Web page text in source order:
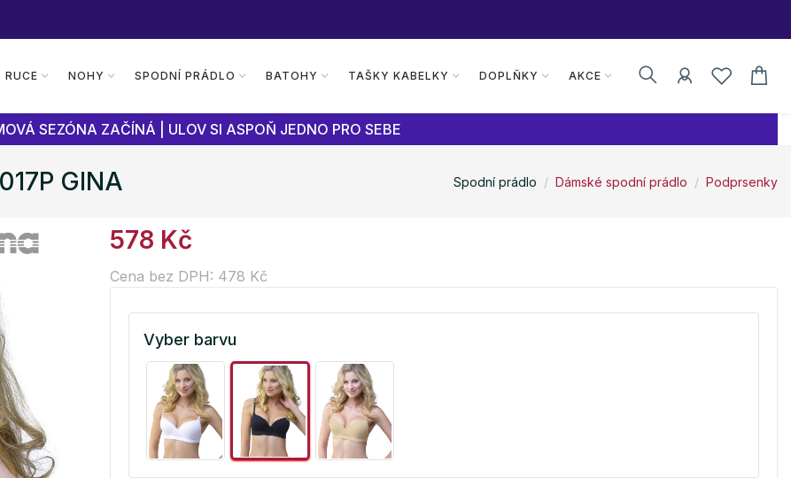
RUCE NOHY SPODNÍ PRÁDLO BATOHY TAŠKY KABELKY DOPLŇKY AKCE
SEZÓNA ZAČÍNÁ | ULOV SI ASPOŇ JEDNO PRO SEBE
GINA Spodní prádlo Dámské spodní prádlo Podprsenky
578 Kč
Cena bez DPH: 478 Kč
Vyber barvu